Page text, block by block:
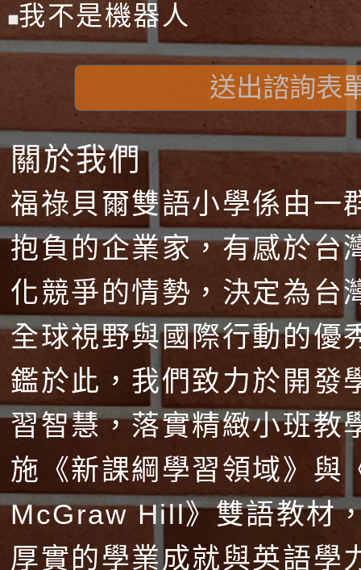
我不是機器人
送出諮詢表
關於我們
福祿貝爾雙語小學係由一
抱負的企業家，有感於台
化競爭的情勢，決定為台
全球視野與國際行動的優
鑑於此，我們致力於開發
習智慧，落實精緻小班教
施《新課綱學習領域》與
McGraw Hill》雙語教材
厚實的學業成就與英語學